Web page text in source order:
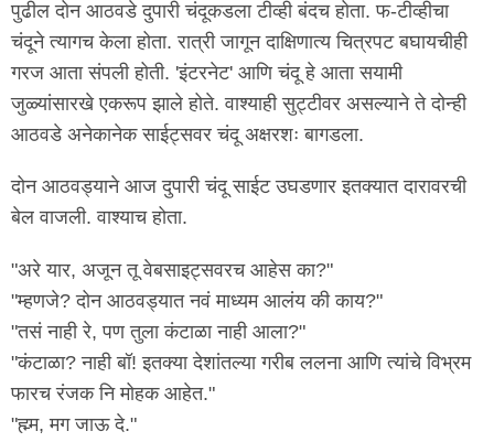
पुढील दोन आठवडे दुपारी चंदूकडला टीव्ही बंदच होता. फ-टीव्हीचा
चंदूने त्यागच केला होता. रात्री जागून दाक्षिणात्य चित्रपट बघायचीही
गरज आता संपली होती. 'इंटरनेट' आणि चंदू हे आता सयामी
जुळ्यांसारखे एकरूप झाले होते. वाश्याही सुट्टीवर असल्याने ते दोन्ही
आठवडे अनेकानेक साईट्सवर चंदू अक्षरशः बागडला.
दोन आठवड्याने आज दुपारी चंदू साईट उघडणार इतक्यात दारावरची
बेल वाजली. वाश्याच होता.
"अरे यार, अजून तू वेबसाइट्सवरच आहेस का?"
"म्हणजे? दोन आठवड्यात नवं माध्यम आलंय की काय?"
"तसं नाही रे, पण तुला कंटाळा नाही आला?"
"कंटाळा? नाही बॉ! इतक्या देशांतल्या गरीब ललना आणि त्यांचे विभ्रम
फारच रंजक नि मोहक आहेत."
"ह्म्म, मग जाऊ दे."